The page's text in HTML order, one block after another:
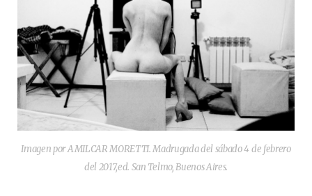
Imagen por AMILCAR MORETTI. Madrugada del sábado 4 de febrero
del 2017,ed. San Telmo, Buenos Aires.